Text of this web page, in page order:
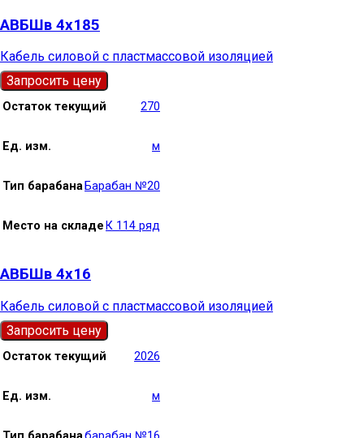
АВБШв 4х185
Кабель силовой с пластмассовой изоляцией
Запросить цену
Остаток текущий 270
Ед. изм. м
Тип барабанаБарабан №20
Место на складеК 114 ряд
АВБШв 4х16
Кабель силовой с пластмассовой изоляцией
Запросить цену
Остаток текущий 2026
Ед. изм. м